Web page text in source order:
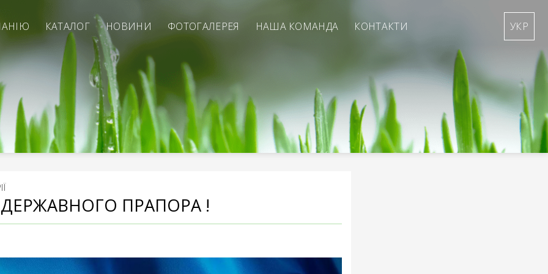
КАТАЛОГ НОВИНИ ФОТОГАЛЕРЕЯ НАША КОМАНДА КОНТАКТИ УКР
ПРАПОРА !